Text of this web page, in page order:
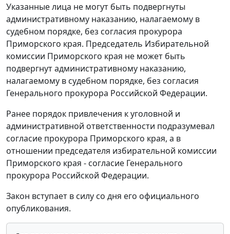
Указанные лица не могут быть подвергнуты
административному наказанию, налагаемому в
судебном порядке, без согласия прокурора
Приморского края. Председатель Избирательной
комиссии Приморского края не может быть
подвергнут административному наказанию,
налагаемому в судебном порядке, без согласия
Генерального прокурора Российской Федерации.
Ранее порядок привлечения к уголовной и
административной ответственности подразумевал
согласие прокурора Приморского края, а в
отношении председателя избирательной комиссии
Приморского края - согласие Генерального
прокурора Российской Федерации.
Закон вступает в силу со дня его официального
опубликования.